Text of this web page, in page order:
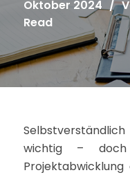
Oktober 2024 /
Read
wichtig –